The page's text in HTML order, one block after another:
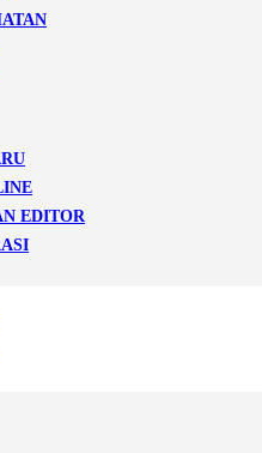
EDITOR